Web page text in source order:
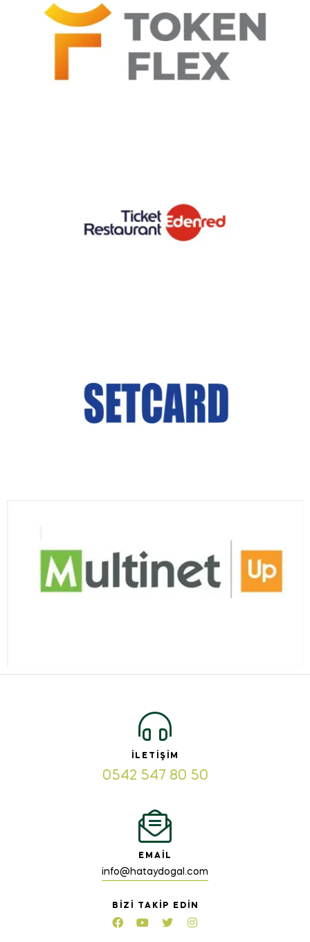
İLETIŞIM
0542 547 80 50
EMAIL
info@hataydogal.com
BIZI TAKIP EDIN